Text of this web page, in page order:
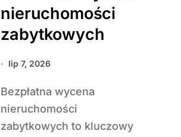
nieruchomości
zabytkowych
lip 7, 2026
Bezpłatna wycena
nieruchomości
zabytkowych to kluczowy